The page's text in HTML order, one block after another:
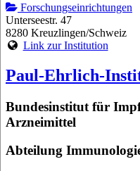
Forschungseinrichtungen
Unterseestr. 47
8280 Kreuzlingen/Schweiz
Link zur Institution
Paul-Ehrlich-
Bundesinstitut für
Arzneimittel
Abteilung